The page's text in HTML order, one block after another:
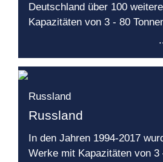
Deutschland über 100
Kapazitäten von 3 - 80
Russland
Russland
In den Jahren 1994-2017
Werke mit Kapazitäten von 3